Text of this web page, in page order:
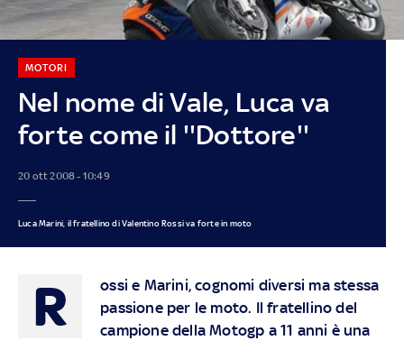
Nel nome di Vale, Luca va
forte come il ''Dottore''
MOTORI
20 ott 2008 - 10:49
Luca Marini, il fratellino di Valentino Rossi va forte in moto
R
ossi e Marini, cognomi diversi ma stessa
passione per le moto. Il fratellino del
campione della Motogp a 11 anni è una